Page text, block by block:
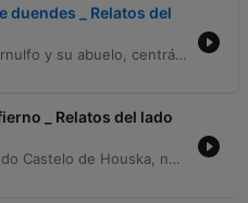
duendes _ Relatos del
El narrador relata la historia de Arnulfo y su abuelo, centrándose en una experiencia laboral en la selva de Tabasco durante los años 50, donde enfrentaron fenómenos inexplicables atribuidos a la falta de permiso ante los dueños de la tierra. Tras recibir un ídolo de piedra de un hombre misterioso, el abuelo experimentó sucesos paranormales y problemas mecánicos en su hogar, lo que lo llevó a crear un altar en la selva para apaciguar a las entidades. Posteriormente, tras sobrevivir ileso a un ataque delictivo en Guerrero, el abuelo confirmó la protección de estos seres al hallar huellas extrañas alrededor de su caseta. Antes de morir, organizó un viaje para devolver el ídolo a la selva, presenciando una figura misteriosa durante su partida.
_ Relatos del lado
Este episódio explora o mistério do Castelo de Houska, na República Checa, uma construção cuja arquitetura sugere que seu propósito não era a defesa externa, mas sim o confinamento de entidades vindas de uma fenda no subsolo. A narrativa detalha as crenças sobre este portal para o inferno e a iconografia demoníقia presente em suas estruturas. A investigação percorre desde os relatos de terror de soldados no século XVII até o uso do local por organizações nazistas para ritos ancestrais e sacrifícios. O episódio aborda também as tentativas soviéticas de transformar o castelo em um sanatório, que foram interrompidas por eventos misteriosos, como contaminações radioativas e acidentes inexplicáveis.